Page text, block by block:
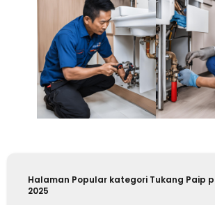
Halaman Popular kategori Tukang Paip
2025